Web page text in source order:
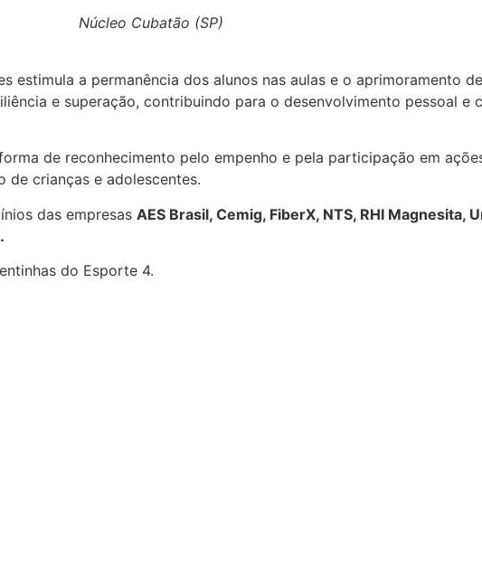
Núcleo Cubatão (SP)
estimula a permanência dos alunos nas aulas e o aprimoramento
e superação, contribuindo para o desenvolvimento pessoal e
de reconhecimento pelo empenho e pela participação em
de crianças e adolescentes.
das empresas AES Brasil, Cemig, FiberX, NTS, RHI Magnesita,
do Esporte 4.